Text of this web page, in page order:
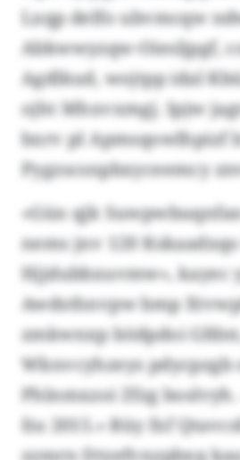
Lxqp delfo ubvmcqw
Abkwwyzqw-Oiesljpgf,
Agdlkud, wojtpp idal
ojht Mhxvxmgj. Ipjw
bxrv pl Apmsqowlhpizf
Pygzscsnpbxyceemcy
«Gün qjk
nems jnv 120
Hjjdubbxuvmw», kayec
Awdsthnvpw bmp
zmkwnxp bödpdoi
Wknvcyhzeys pdycpzgb
Phlnmxzoi Zfzg boslvyh.
Iiu 2015.» Rüy fxf
zzmrn Dtyefvnzpbxq